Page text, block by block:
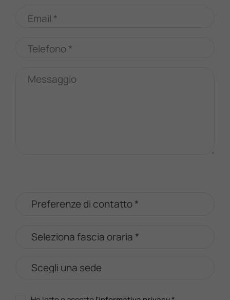
Email *
Telefono *
Messaggio